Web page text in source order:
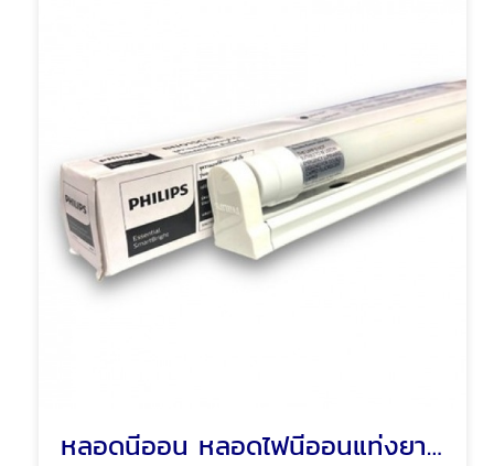
หลอดนีออน หลอดไฟนีออนแท่งยาว สั้น พัทยา ชลบุรี